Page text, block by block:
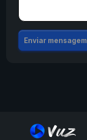
Enviar mensagem